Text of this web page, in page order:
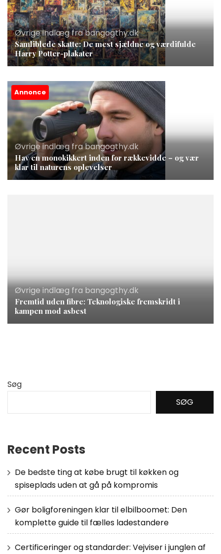
Øvrige indlæg fra bangogthy.dk
Samliblede skatte: De mest sjældne og værdifulde
Harry Potter-plakater
Annonce
Øvrige indlæg fra bangogthy.dk
Hav en monokikkert inden for rækkevidde – og vær
klar til naturens oplevelser
Øvrige indlæg fra bangogthy.dk
Fremtid uden fibre: Teknologiske fremskridt i
kampen mod asbest
Søg
SØG
Recent Posts
De bedste ting at købe brugt til køkken og
spiseplads uden at gå på kompromis
Gør boligforeningen klar til elbilboomet: Den
komplette guide til fælles ladestandere
Certificeringer og standarder: Vejviser i junglen af